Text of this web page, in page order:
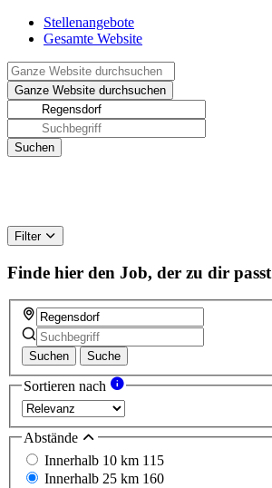
Stellenangebote
Gesamte Website
Filter
Finde hier den Job, der zu dir passt
Suchen Suche
Sortieren nach
Abstände
Innerhalb 10 km 115
Innerhalb 25 km 160